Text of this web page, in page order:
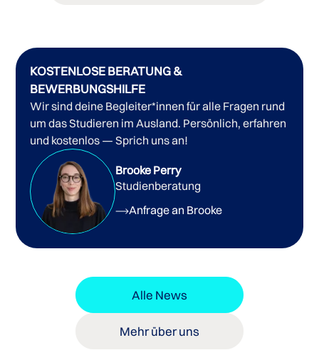
KOSTENLOSE BERATUNG &
BEWERBUNGSHILFE
Wir sind deine Begleiter*innen für alle Fragen rund
um das Studieren im Ausland. Persönlich, erfahren
und kostenlos — Sprich uns an!
Brooke Perry
Studienberatung
Anfrage an Brooke
Alle News
Mehr über uns